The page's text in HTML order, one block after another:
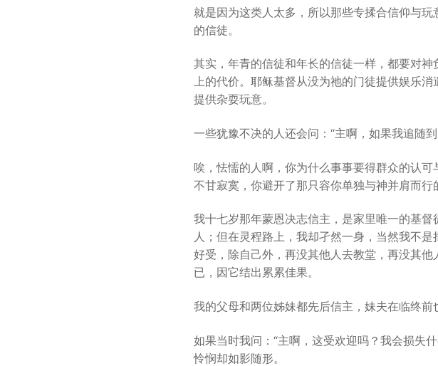
就是因为这类人太多，所以那些专揉合信仰与
的信徒。
其实，年青的信徒和年长的信徒一样，都要对
上的代价。耶稣基督从没为祂的门徒提供娱乐
提供杂耍玩意。
一些犹豫不决的人还会问：“主啊，如果我追随
唉，怯懦的人啊，你为什么事事要得群众的认
不甘寂寞，你避开了那只容你单独与神并肩而行
我十七岁那年蒙恩决志信主，是家里唯一的基
人；但在灵程路上，我却孑然一身，当然我不
好受，除自己外，再没其他人去教堂，再没其
已，因它结出累累佳果。
我的父母和两位姊妹都先后信主，妹夫在临终前
如果当时我问：“主啊，这受欢迎吗？我会损失
怜悯却如影随形。